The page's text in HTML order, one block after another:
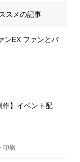
スメの記事
ンEX ファンとバ
作】イベント配
印刷